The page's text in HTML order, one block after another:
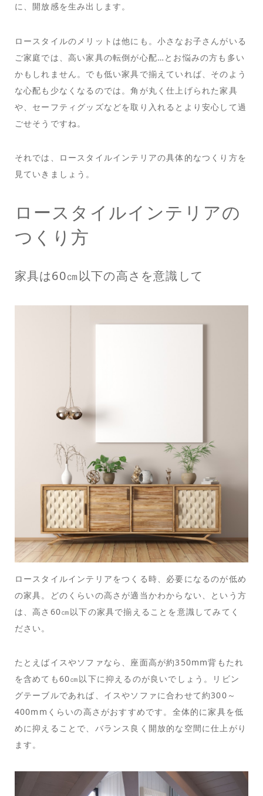
に、開放感を生み出します。
ロースタイルのメリットは他にも。小さなお子さんがいる
ご家庭では、高い家具の転倒が心配…とお悩みの方も多い
かもしれません。でも低い家具で揃えていれば、そのよう
な心配も少なくなるのでは。角が丸く仕上げられた家具
や、セーフティグッズなどを取り入れるとより安心して過
ごせそうですね。
それでは、ロースタイルインテリアの具体的なつくり方を
見ていきましょう。
ロースタイルインテリアの
つくり方
家具は60㎝以下の高さを意識して
ロースタイルインテリアをつくる時、必要になるのが低め
の家具。どのくらいの高さが適当かわからない、という方
は、高さ60㎝以下の家具で揃えることを意識してみてく
ださい。
たとえばイスやソファなら、座面高が約350mm背もたれ
を含めても60㎝以下に抑えるのが良いでしょう。リビン
グテーブルであれば、イスやソファに合わせて約300～
400mmくらいの高さがおすすめです。全体的に家具を低
めに抑えることで、バランス良く開放的な空間に仕上がり
ます。